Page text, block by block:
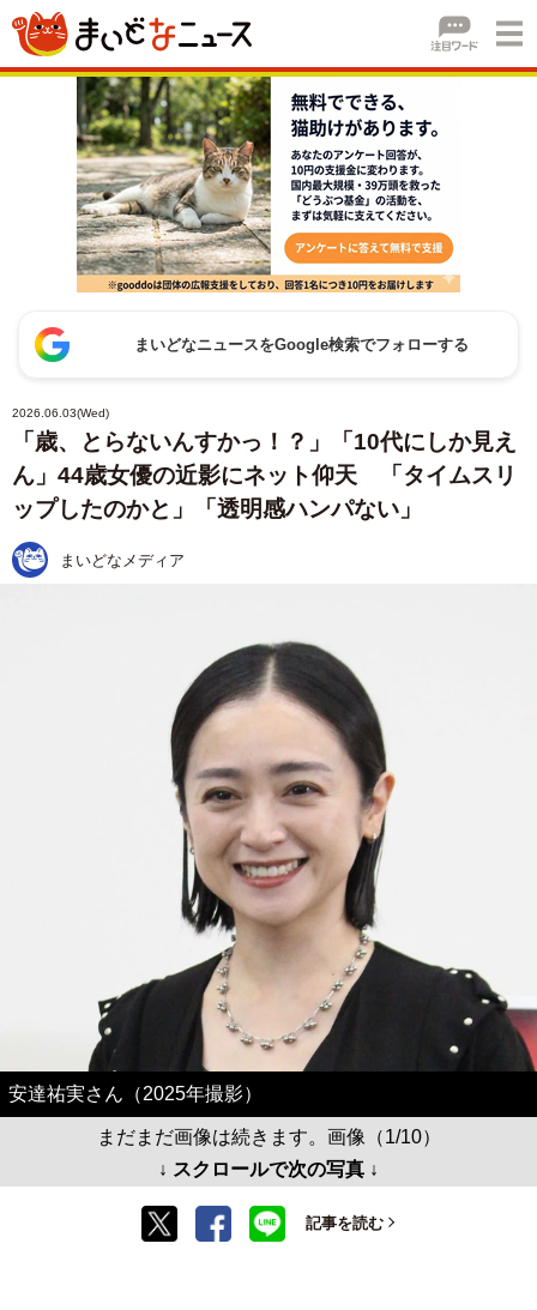
まいどなニュースをGoogle検索でフォローする
2026.06.03(Wed)
「歳、とらないんすかっ！？」「10代にしか見え
ん」44歳女優の近影にネット仰天 「タイムスリ
ップしたのかと」「透明感ハンパない」
まいどなメディア
安達祐実さん（2025年撮影）
まだまだ画像は続きます。画像（1/10）
↓ スクロールで次の写真 ↓
記事を読む